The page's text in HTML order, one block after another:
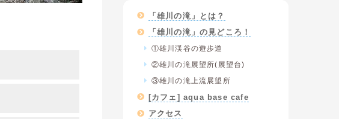
「雄川の滝」とは？
「雄川の滝」の見どころ！
①雄川渓谷の遊歩道
②雄川の滝展望所(展望台)
③雄川の滝上流展望所
[カフェ] aqua base cafe
アクセス